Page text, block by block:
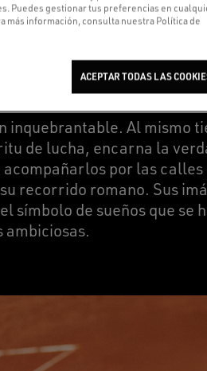
el tenis mundial y para
extraordinaria victoria de
inquebrantable. Al mismo
de lucha, encarna la
por las
recorrido romano. Sus
símbolo de sueños que se
ambiciosas.
Puedes gestionar tus preferencias en
más información, consulta nuestra Política de
ACEPTAR TODAS LAS